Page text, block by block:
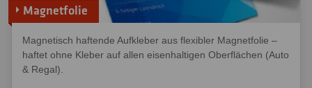
Magnetfolie
Magnetisch haftende Aufkleber aus flexibler Magnetfolie –
haftet ohne Kleber auf allen eisenhaltigen Oberflächen (Auto
& Regal).